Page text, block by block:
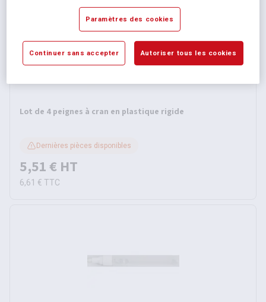
Lot de 4 peignes à cran en plastique rigide
Dernières pièces disponibles
5,51 € HT
6,61 € TTC
Paramètres des cookies
Continuer sans accepter Autoriser tous les cookies